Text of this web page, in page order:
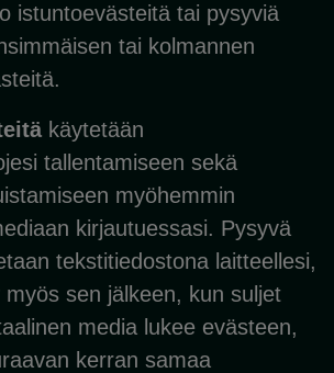
istuntoevästeitä tai pysyviä
tai kolmannen
käytetään
tallentamiseen sekä
myöhemmin
kirjautuessasi. Pysyvä
tekstitiedostona laitteellesi,
myös sen jälkeen, kun suljet
media lukee evästeen,
kerran samaa